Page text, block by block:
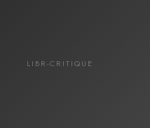
LIBR-CRITIQUE